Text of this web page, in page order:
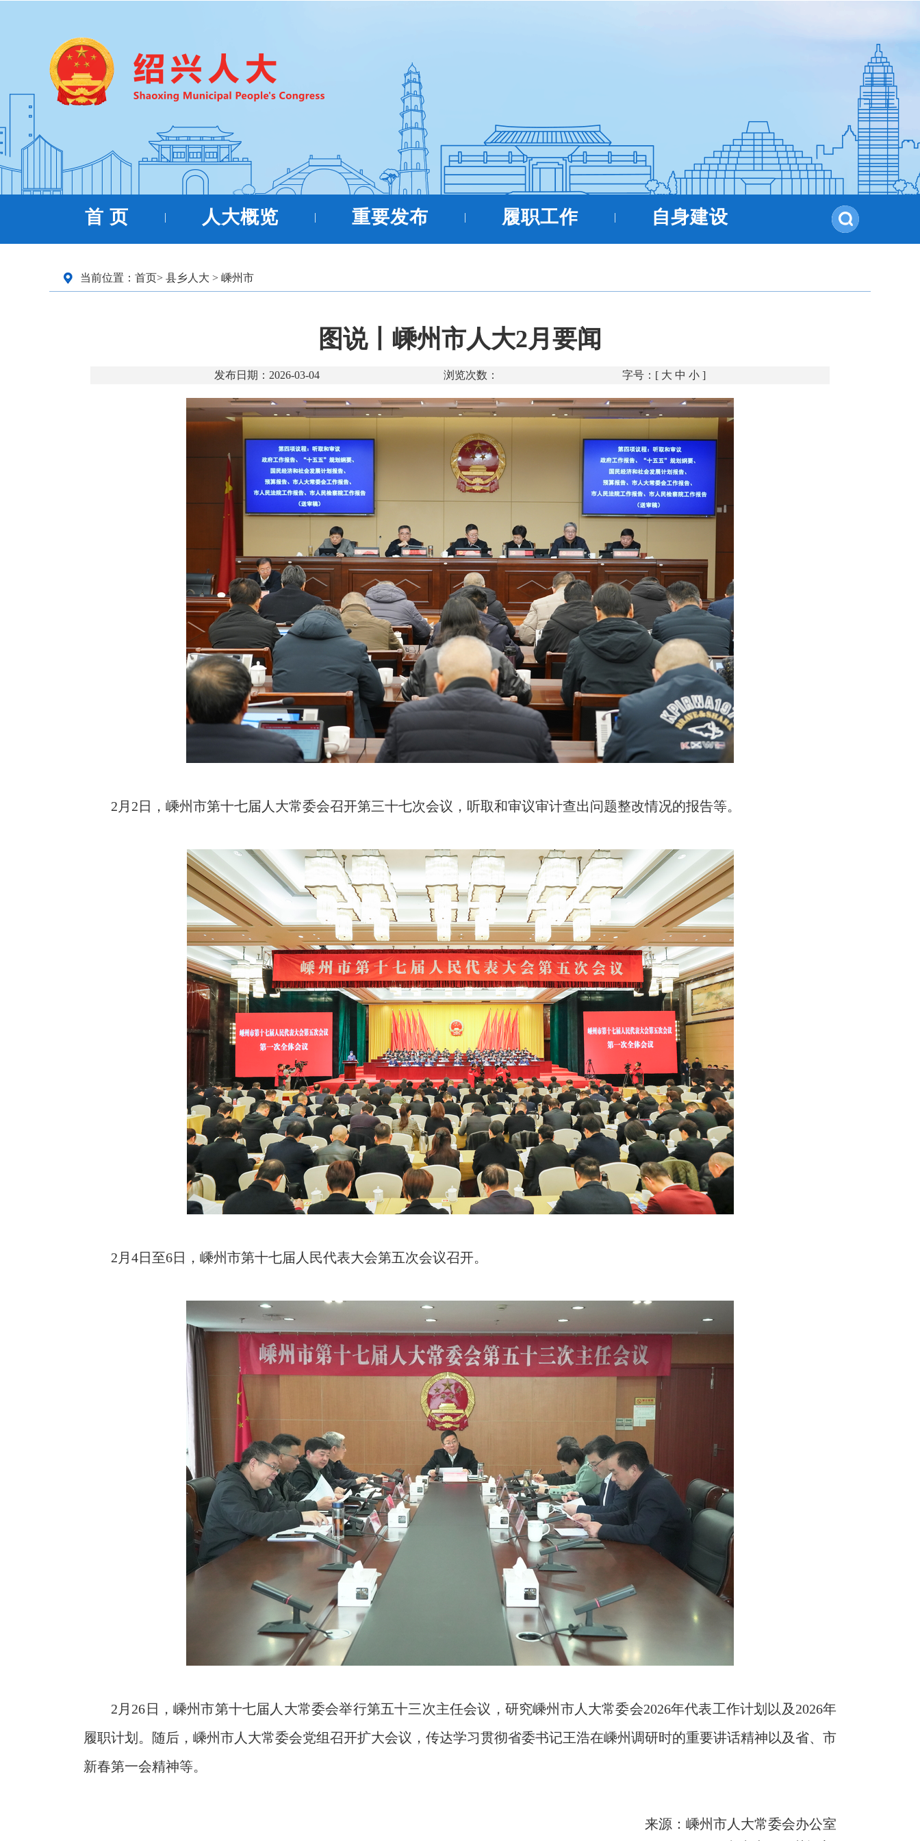
首 页 | 人大概览 | 重要发布 | 履职工作 | 自身建设
当前位置： 首页> 县乡人大 > 嵊州市
图说丨嵊州市人大2月要闻
发布日期：2026-03-04 浏览次数： 字号：[ 大 中 小 ]
2月2日，嵊州市第十七届人大常委会召开第三十七次会议，听取和审议审计查出问题整改情况的报告等。
2月4日至6日，嵊州市第十七届人民代表大会第五次会议召开。
2月26日，嵊州市第十七届人大常委会举行第五十三次主任会议，研究嵊州市人大常委会2026年代表工作计划以及2026年
履职计划。随后，嵊州市人大常委会党组召开扩大会议，传达学习贯彻省委书记王浩在嵊州调研时的重要讲话精神以及省、市
新春第一会精神等。
来源：嵊州市人大常委会办公室